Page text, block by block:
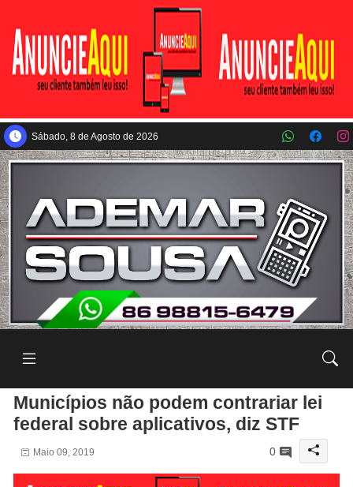
Pular para o conteúdo principal
Sábado, 8 de Agosto de 2026
Municípios não podem contrariar lei
federal sobre aplicativos, diz STF
Maio 09, 2019 0